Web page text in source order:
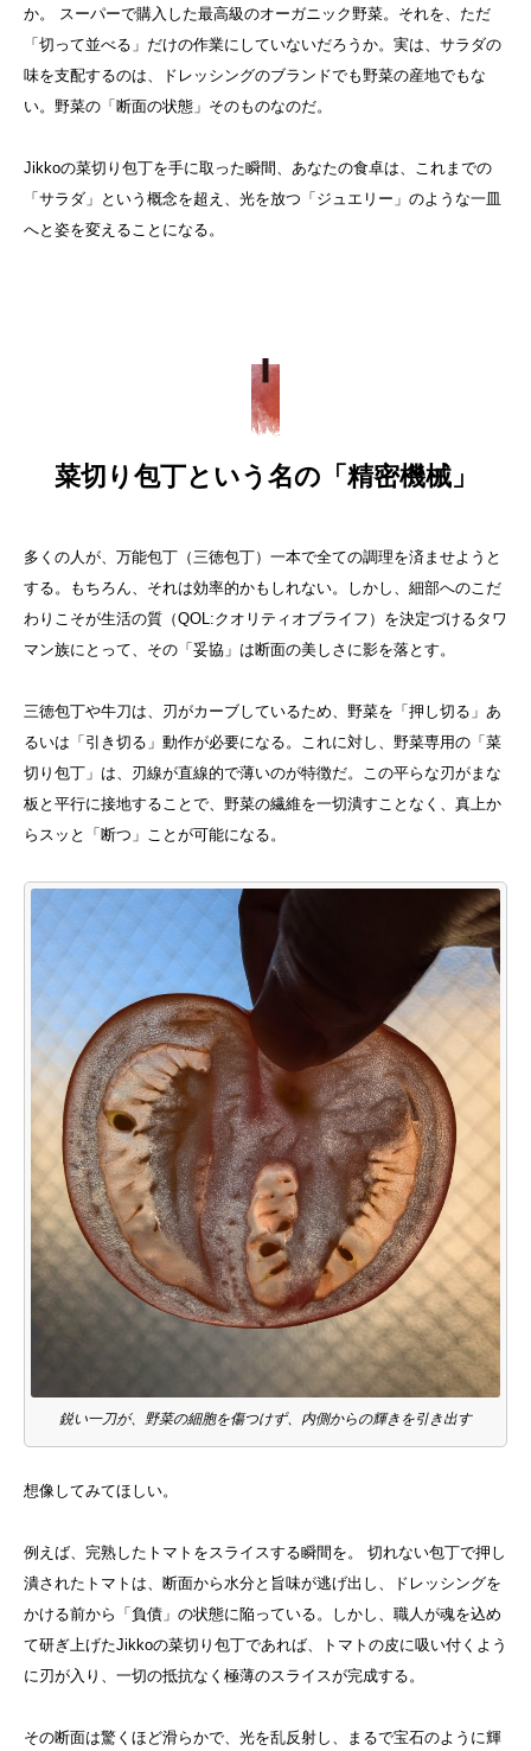
か。 スーパーで購入した最高級のオーガニック野菜。それを、ただ
「切って並べる」だけの作業にしていないだろうか。実は、サラダの
味を支配するのは、ドレッシングのブランドでも野菜の産地でもな
い。野菜の「断面の状態」そのものなのだ。
Jikkoの菜切り包丁を手に取った瞬間、あなたの食卓は、これまでの
「サラダ」という概念を超え、光を放つ「ジュエリー」のような一皿
へと姿を変えることになる。
菜切り包丁という名の「精密機械」
多くの人が、万能包丁（三徳包丁）一本で全ての調理を済ませようと
する。もちろん、それは効率的かもしれない。しかし、細部へのこだ
わりこそが生活の質（QOL:クオリティオブライフ）を決定づけるタワ
マン族にとって、その「妥協」は断面の美しさに影を落とす。
三徳包丁や牛刀は、刃がカーブしているため、野菜を「押し切る」あ
るいは「引き切る」動作が必要になる。これに対し、野菜専用の「菜
切り包丁」は、刃線が直線的で薄いのが特徴だ。この平らな刃がまな
板と平行に接地することで、野菜の繊維を一切潰すことなく、真上か
らスッと「断つ」ことが可能になる。
鋭い一刀が、野菜の細胞を傷つけず、内側からの輝きを引き出す
想像してみてほしい。
例えば、完熟したトマトをスライスする瞬間を。 切れない包丁で押し
潰されたトマトは、断面から水分と旨味が逃げ出し、ドレッシングを
かける前から「負債」の状態に陥っている。しかし、職人が魂を込め
て研ぎ上げたJikkoの菜切り包丁であれば、トマトの皮に吸い付くよう
に刃が入り、一切の抵抗なく極薄のスライスが完成する。
その断面は驚くほど滑らかで、光を乱反射し、まるで宝石のように輝